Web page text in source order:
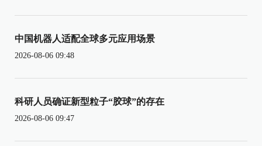
中国机器人适配全球多元应用场景
2026-08-06 09:48
科研人员确证新型粒子“胶球”的存在
2026-08-06 09:47